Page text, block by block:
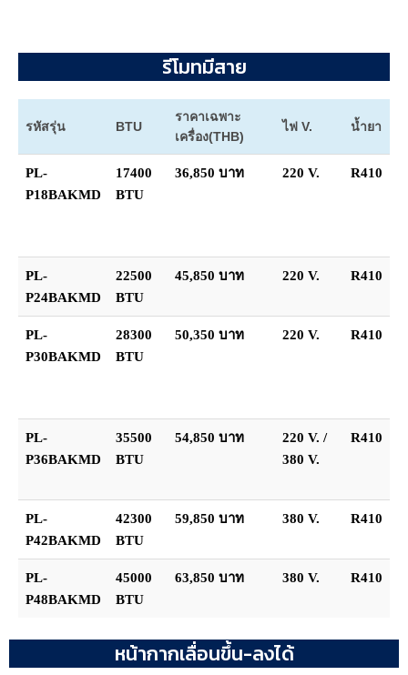
รีโมทมีสาย
รหัสรุ่น BTU
ราคาเฉพาะ
เครื่อง(THB)
ไฟ V. น้ำยา
PL-
P18BAKMD
17400
BTU
36,850 บาท 220 V. R410
PL-
P24BAKMD
22500
BTU
45,850 บาท 220 V. R410
PL-
P30BAKMD
28300
BTU
50,350 บาท 220 V. R410
PL-
P36BAKMD
35500
BTU
54,850 บาท
220 V. /
380 V.
R410
PL-
P42BAKMD
42300
BTU
59,850 บาท 380 V. R410
PL-
P48BAKMD
45000
BTU
63,850 บาท 380 V. R410
หน้ากากเลื่อนขึ้น-ลงได้